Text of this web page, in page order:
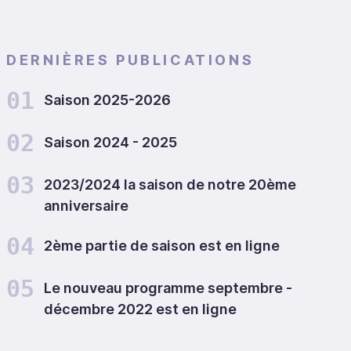
DERNIÈRES PUBLICATIONS
01 Saison 2025-2026
02 Saison 2024 - 2025
03
2023/2024 la saison de notre 20ème
anniversaire
04 2ème partie de saison est en ligne
05
Le nouveau programme septembre -
décembre 2022 est en ligne